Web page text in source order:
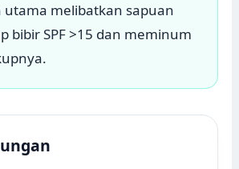
utama melibatkan sapuan
bibir SPF >15 dan meminum